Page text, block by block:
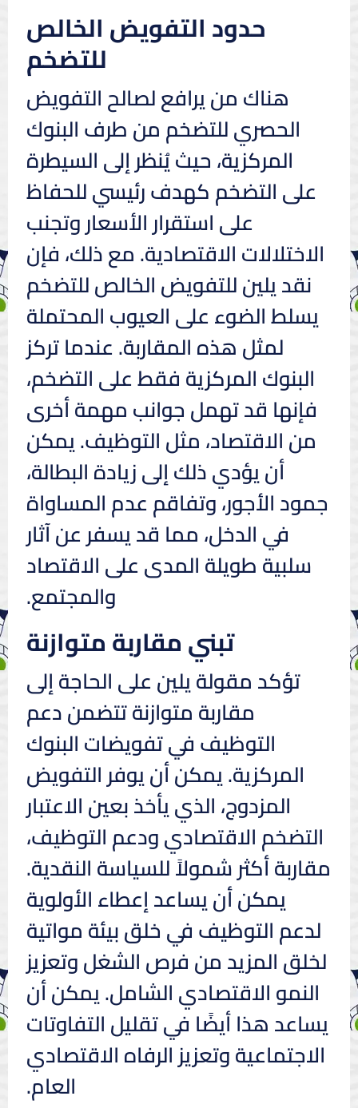
حدود التفويض الخالص
للتضخم
هناك من يرافع لصالح التفويض
الحصري للتضخم من طرف البنوك
المركزية، حيث يُنظر إلى السيطرة
على التضخم كهدف رئيسي للحفاظ
على استقرار الأسعار وتجنب
الاختلالات الاقتصادية. مع ذلك، فإن
نقد يلين للتفويض الخالص للتضخم
يسلط الضوء على العيوب المحتملة
لمثل هذه المقاربة. عندما تركز
البنوك المركزية فقط على التضخم،
فإنها قد تهمل جوانب مهمة أخرى
من الاقتصاد، مثل التوظيف. يمكن
أن يؤدي ذلك إلى زيادة البطالة،
جمود الأجور، وتفاقم عدم المساواة
في الدخل، مما قد يسفر عن آثار
سلبية طويلة المدى على الاقتصاد
والمجتمع.
تبني مقاربة متوازنة
تؤكد مقولة يلين على الحاجة إلى
مقاربة متوازنة تتضمن دعم
التوظيف في تفويضات البنوك
المركزية. يمكن أن يوفر التفويض
المزدوج، الذي يأخذ بعين الاعتبار
التضخم الاقتصادي ودعم التوظيف،
مقاربة أكثر شمولاً للسياسة النقدية.
يمكن أن يساعد إعطاء الأولوية
لدعم التوظيف في خلق بيئة مواتية
لخلق المزيد من فرص الشغل وتعزيز
النمو الاقتصادي الشامل. يمكن أن
يساعد هذا أيضًا في تقليل التفاوتات
الاجتماعية وتعزيز الرفاه الاقتصادي
العام.